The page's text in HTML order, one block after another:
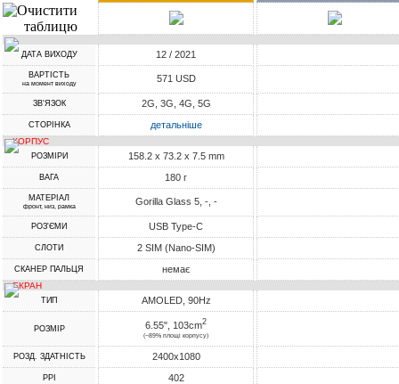
ДАТА ВИХОДУ 12 / 2021
ВАРТІСТЬ
на момент виходу 571 USD
ЗВ'ЯЗОК 2G, 3G, 4G, 5G
СТОРІНКА детальніше
КОРПУС
РОЗМІРИ 158.2 x 73.2 x 7.5 mm
ВАГА 180 г
МАТЕРІАЛ
фронт, низ, рамка Gorilla Glass 5, -, -
РОЗ'ЄМИ USB Type-C
СЛОТИ 2 SIM (Nano-SIM)
СКАНЕР ПАЛЬЦЯ немає
ЕКРАН
ТИП AMOLED, 90Hz
РОЗМІР 6.55", 103cm2
(~89% площі корпусу)
РОЗД. ЗДАТНІСТЬ 2400x1080
PPI 402